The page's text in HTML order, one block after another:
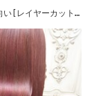
[レイヤーカット・